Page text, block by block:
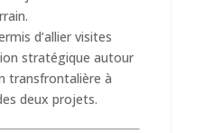
d’allier visites
stratégique autour
transfrontalière à
deux projets.